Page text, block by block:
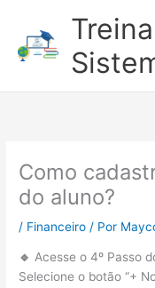
Como
do aluno?
/ Financeiro / Por
🔹 Acesse o 4º Passo
Selecione o botão “+